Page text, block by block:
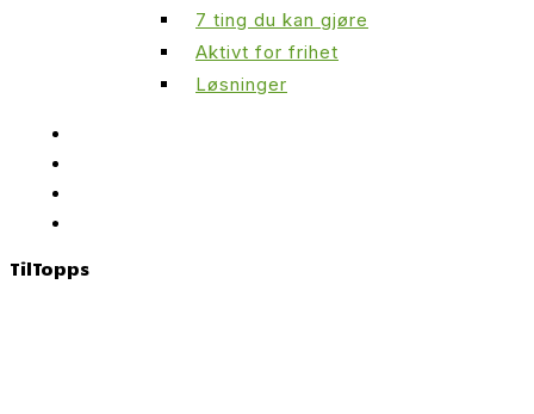
7 ting du kan gjøre
Aktivt for frihet
Løsninger
TilTopps